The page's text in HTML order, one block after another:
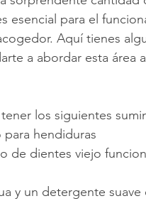
esencial para el
Aquí tienes
a abordar esta área
los siguientes
para hendiduras
de dientes viejo
y un detergente